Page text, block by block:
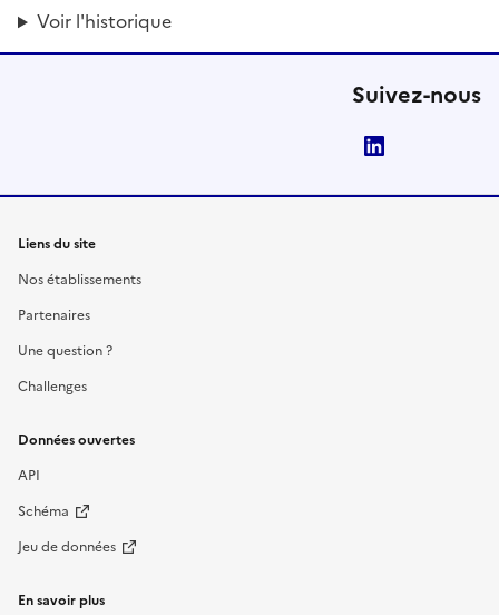
Voir l'historique
Suivez-nous
Liens du site
Nos établissements
Partenaires
Une question ?
Challenges
Données ouvertes
API
Schéma
Jeu de données
En savoir plus